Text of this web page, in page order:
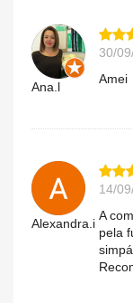
Ana.l
30/
Amei
Alexandra.i
14/
A
pela